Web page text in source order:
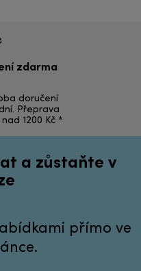
zdarma
doručení
Přeprava
1200 Kč *
a zůstaňte v
přímo ve